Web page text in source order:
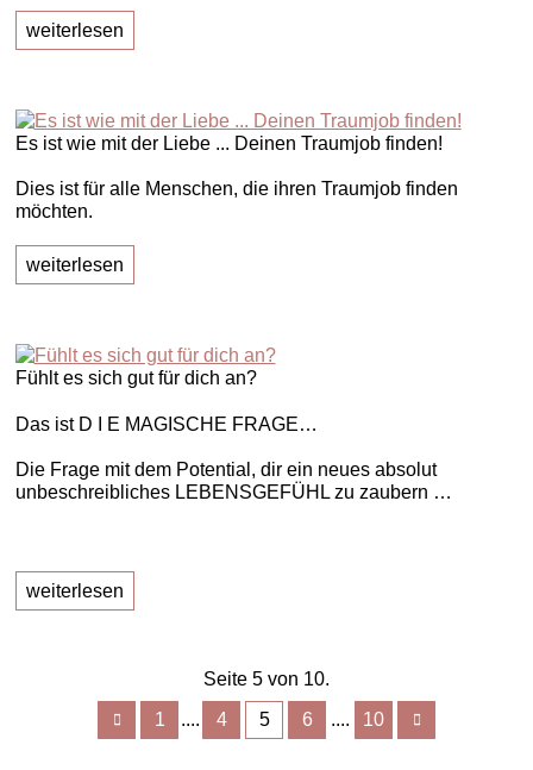
weiterlesen
Es ist wie mit der Liebe ... Deinen Traumjob finden!
Dies ist für alle Menschen, die ihren Traumjob finden
möchten.
weiterlesen
Fühlt es sich gut für dich an?
Das ist D I E MAGISCHE FRAGE…
Die Frage mit dem Potential, dir ein neues absolut
unbeschreibliches LEBENSGEFÜHL zu zaubern …
weiterlesen
Seite 5 von 10.
1
.... 4 5 6 .... 10